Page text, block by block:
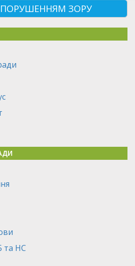
ЗОРУ
та НС